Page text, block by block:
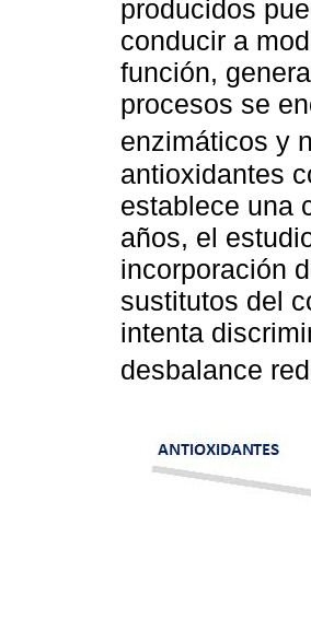
producidos
conducir a
función,
procesos se
enzimáticos y
antioxidantes
establece una
años, el
incorporación
sustitutos del
intenta
desbalance